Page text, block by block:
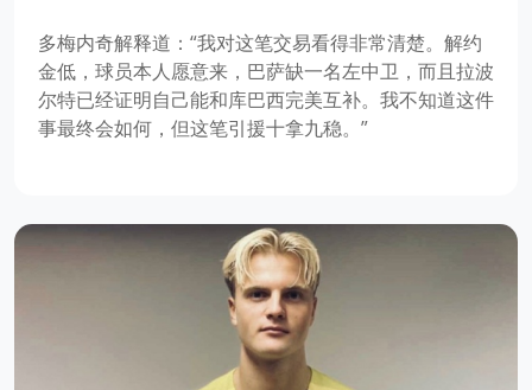
多梅内奇解释道：“我对这笔交易看得非常清楚。解约
金低，球员本人愿意来，巴萨缺一名左中卫，而且拉波
尔特已经证明自己能和库巴西完美互补。我不知道这件
事最终会如何，但这笔引援十拿九稳。”